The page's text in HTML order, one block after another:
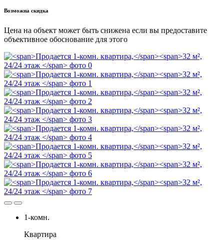
Возможна скидка
Цена на объект может быть снижена если вы предоставите
объективное обоснование для этого
1-комн.
Квартира